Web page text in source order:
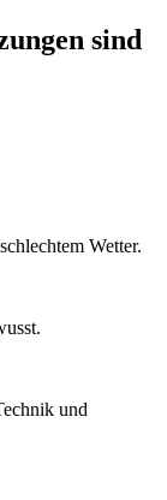
sind
Wetter.
und